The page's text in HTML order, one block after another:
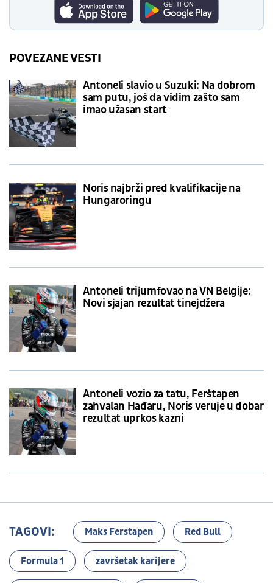
POVEZANE VESTI
Antoneli slavio u Suzuki: Na dobrom
sam putu, još da vidim zašto sam
imao užasan start
Noris najbrži pred kvalifikacije na
Hungaroringu
Antoneli trijumfovao na VN Belgije:
Novi sjajan rezultat tinejdžera
Antoneli vozio za tatu, Ferštapen
zahvalan Hađaru, Noris veruje u dobar
rezultat uprkos kazni
TAGOVI: Maks Ferstapen Red Bull
Formula 1 završetak karijere